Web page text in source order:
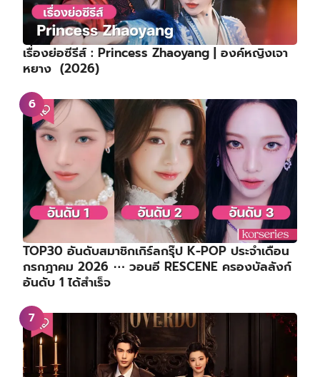
เรื่องย่อซีรีส์ : Princess Zhaoyang | องค์หญิงเจา
หยาง (2026)
TOP30 อันดับสมาชิกเกิร์ลกรุ๊ป K-POP ประจำเดือน
กรกฎาคม 2026 ⋯ วอนอี RESCENE ครองบัลลังก์
อันดับ 1 ได้สำเร็จ